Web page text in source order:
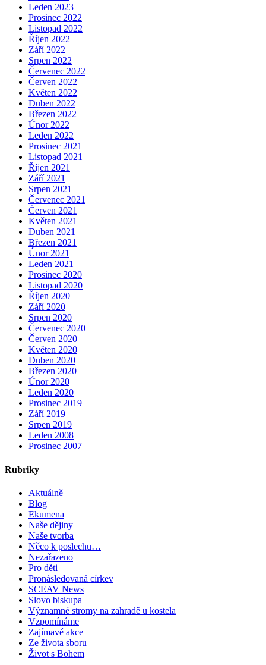
Leden 2023
Prosinec 2022
Listopad 2022
Říjen 2022
Září 2022
Srpen 2022
Červenec 2022
Červen 2022
Květen 2022
Duben 2022
Březen 2022
Únor 2022
Leden 2022
Prosinec 2021
Listopad 2021
Říjen 2021
Září 2021
Srpen 2021
Červenec 2021
Červen 2021
Květen 2021
Duben 2021
Březen 2021
Únor 2021
Leden 2021
Prosinec 2020
Listopad 2020
Říjen 2020
Září 2020
Srpen 2020
Červenec 2020
Červen 2020
Květen 2020
Duben 2020
Březen 2020
Únor 2020
Leden 2020
Prosinec 2019
Září 2019
Srpen 2019
Leden 2008
Prosinec 2007
Rubriky
Aktuálně
Blog
Ekumena
Naše dějiny
Naše tvorba
Něco k poslechu…
Nezařazeno
Pro děti
Pronásledovaná církev
SCEAV News
Slovo biskupa
Významné stromy na zahradě u kostela
Vzpomínáme
Zajímavé akce
Ze života sboru
Život s Bohem